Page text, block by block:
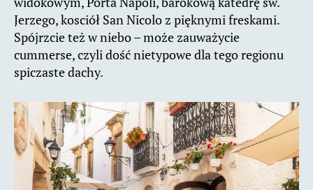
Jerzego, kosciół San Nicolo z pięknymi freskami.
Spójrzcie też w niebo – może zauważycie
cummerse, czyli dość nietypowe dla tego regionu
spiczaste dachy.